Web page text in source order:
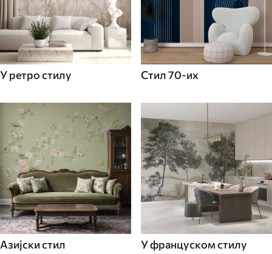
У ретро стилу Стил 70-их
Азијски стил У француском стилу